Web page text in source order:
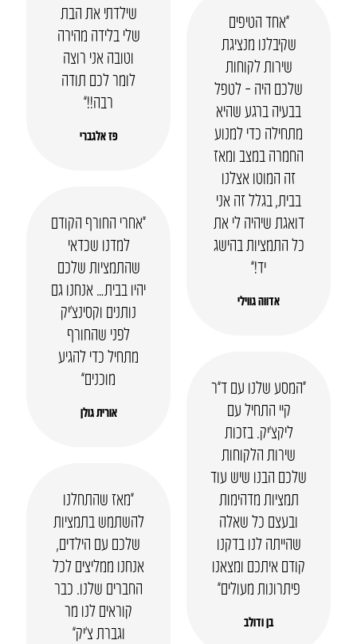
שילדתי את הבת
שלי בלידה מהירה
וטובה אני רוצה
לומר לכם תודה
רבה!!”
פז אלגברי
“אחד הטיפים
שקיבלנו מנציגת
שירות לקוחות
שלכם היה – לטפל
בבעיה ברגע שהיא
מתחילה כדי למנוע
החמרה במצב ומאז
זה המוטו אצלנו
בבית, בגלל זה אני
דואגת שיהיה לי את
כל התמציות בהישג
יד!”
אדווה גווילי
“אחרי החורף הקודם
למדנו שכדאי
שהתמציות שלכם
יהיו בבית… אנחנו גם
נותנים וקסינצ’יק
לפני שהחורף
מתחיל כדי להגיע
מוכנים”
אורית גולן
“המסע שלנו עם ד”ר
קיי התחיל עם
ליקצ’יק. בזכות
שירות הלקוחות
שלכם הבנו שיש עוד
תמציות מדהימות
ובעצם כל שאלה
שהייתה לנו בדקנו
קודם איתכם ומצאנו
פיתרונות מעולים”
בן ודולב
“מאז שהתחלנו
להשתמש בתמציות
שלכם עם הילדים,
אנחנו ממליצים לכל
החברים שלנו. כבר
קוראים לנו מר
וגברת צ’יק”